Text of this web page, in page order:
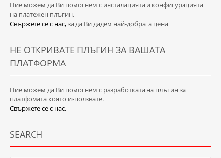
Ние можем да Ви помогнем с инсталацията и конфигурацията
на платежен плъгин.
Свържете се с нас,за да Ви дадем най-добрата цена
НЕ ОТКРИВАТЕ ПЛЪГИН ЗА ВАШАТА
ПЛАТФОРМА
Ние можем да Ви помогнем с разработката на плъгин за
платфомата която използвате.
Свържете се с нас.
SEARCH